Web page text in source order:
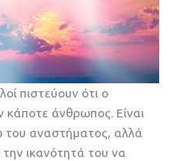
πιστεύουν ότι ο
άνθρωπος. Είναι
αναστήματος, αλλά
την ικανότητά του να